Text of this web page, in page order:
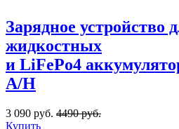
Зарядное устройство
жидкостных
и LiFePo4
A/Н
3 090 руб. 4490 руб.
Купить